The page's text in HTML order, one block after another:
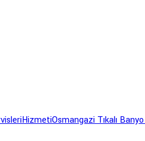
HizmetiOsmangazi Tıkalı